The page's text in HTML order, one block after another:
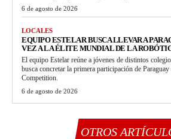
6 de agosto de 2026
LOCALES
EQUIPO ESTELAR BUSCA LLEVAR A
VEZ A LA ÉLITE MUNDIAL DE LA
El equipo Estelar reúne a jóvenes de distintos
busca concretar la primera participación de
Competition.
6 de agosto de 2026
OTROS